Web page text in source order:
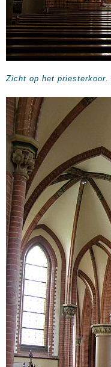
Zicht op het priesterkoor.